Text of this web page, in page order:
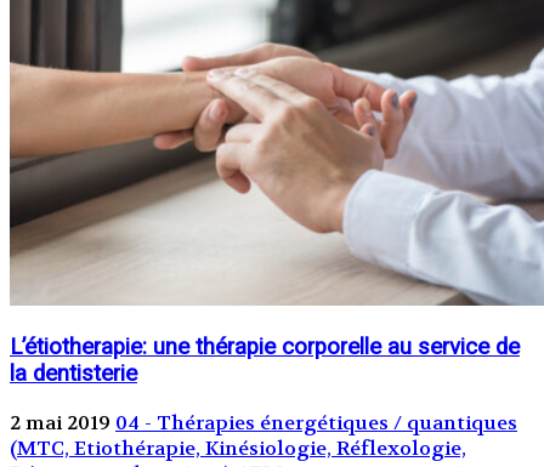
L’étiotherapie: une thérapie corporelle au service de
la dentisterie
2 mai 2019 04 - Thérapies énergétiques / quantiques
(MTC, Etiothérapie, Kinésiologie, Réflexologie,